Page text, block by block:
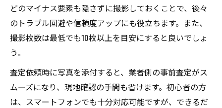
どのマイナス要素も隠さずに撮影しておくことで、後々
のトラブル回避や信頼度アップにも役立ちます。また、
撮影枚数は最低でも10枚以上を目安にすると良いでしょ
う。
査定依頼時に写真を添付すると、業者側の事前査定がス
ムーズになり、現地確認の手間も省けます。初心者の方
は、スマートフォンでも十分対応可能ですが、できるだ